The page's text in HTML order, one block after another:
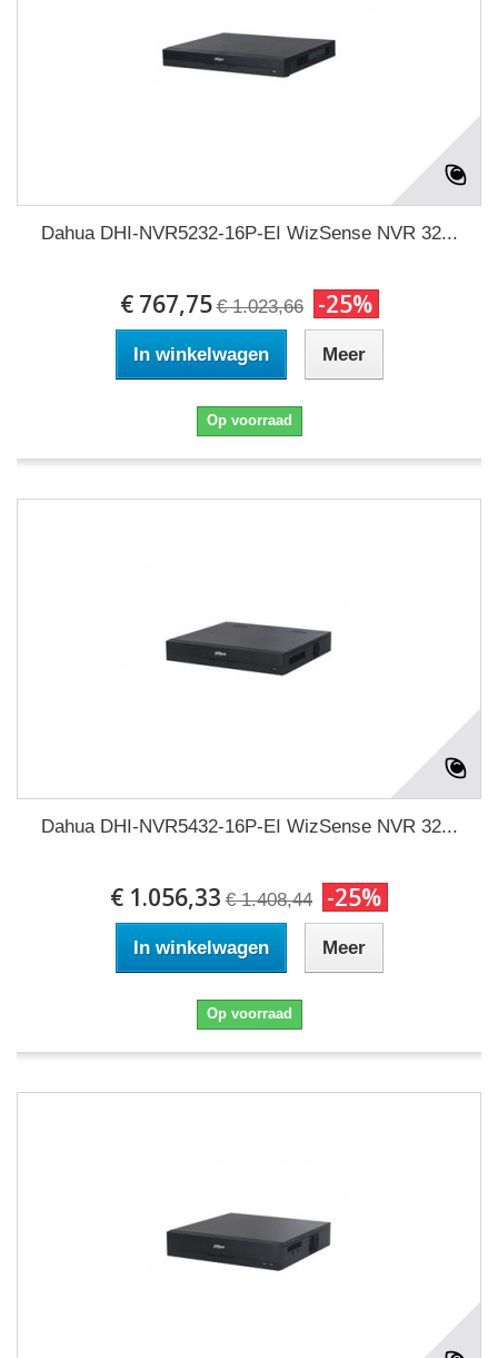
Dahua DHI-NVR5232-16P-EI WizSense NVR 32...
€ 767,75 € 1.023,66 -25%
In winkelwagen Meer
Op voorraad
Dahua DHI-NVR5432-16P-EI WizSense NVR 32...
€ 1.056,33 € 1.408,44 -25%
In winkelwagen Meer
Op voorraad